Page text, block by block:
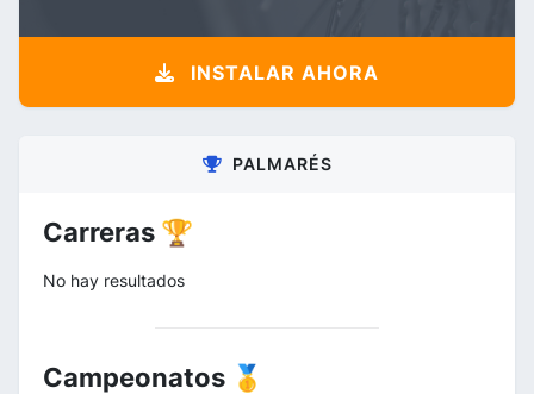
INSTALAR AHORA
PALMARÉS
Carreras 🏆
No hay resultados
Campeonatos 🥇